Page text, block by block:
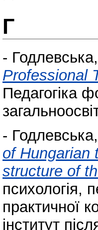
Г
-
Professional
Педагогіка
-
of Hungarian
structure of
психологія,
практичної
інститут